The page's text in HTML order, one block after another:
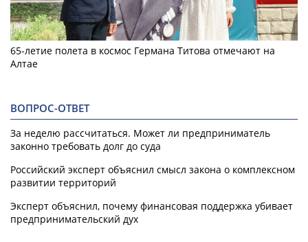
65-летие полета в космос Германа Титова отмечают на
Алтае
ВОПРОС-ОТВЕТ
За неделю рассчитаться. Может ли предприниматель
законно требовать долг до суда
Российский эксперт объяснил смысл закона о комплексном
развитии территорий
Эксперт объяснил, почему финансовая поддержка убивает
предпринимательский дух